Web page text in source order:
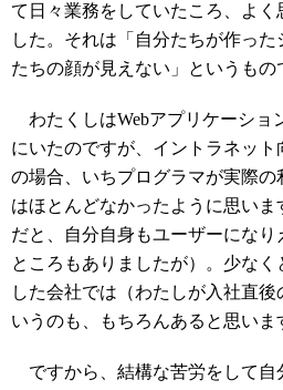
て日々業務をしていたころ、よく
した。それは「自分たちが作った
たちの顔が見えない」というもの
わたくしはWebアプリケーショ
にいたのですが、イントラネッ
の場合、いちプログラマが実際の
はほとんどなかったように思い
だと、自分自身もユーザーになり
ところもありましたが）。少な
した会社では（わたしが入社直
いうのも、もちろんあると思いま
ですから、結構な苦労をして自